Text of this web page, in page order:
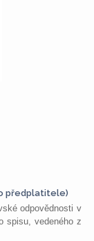
předplatitele)
odpovědnosti v
spisu, vedeného z